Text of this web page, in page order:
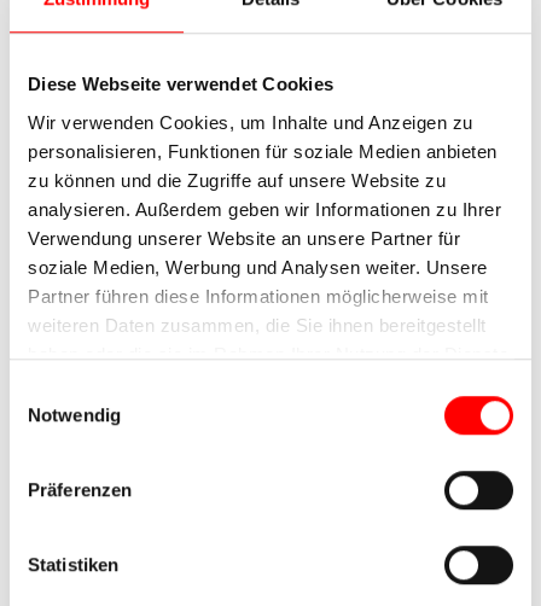
Diese Webseite verwendet Cookies
Wir verwenden Cookies, um Inhalte und Anzeigen zu
personalisieren, Funktionen für soziale Medien anbieten
zu können und die Zugriffe auf unsere Website zu
analysieren. Außerdem geben wir Informationen zu Ihrer
Verwendung unserer Website an unsere Partner für
soziale Medien, Werbung und Analysen weiter. Unsere
Partner führen diese Informationen möglicherweise mit
weiteren Daten zusammen, die Sie ihnen bereitgestellt
haben oder die sie im Rahmen Ihrer Nutzung der Dienste
Notwendig
Präferenzen
Statistiken